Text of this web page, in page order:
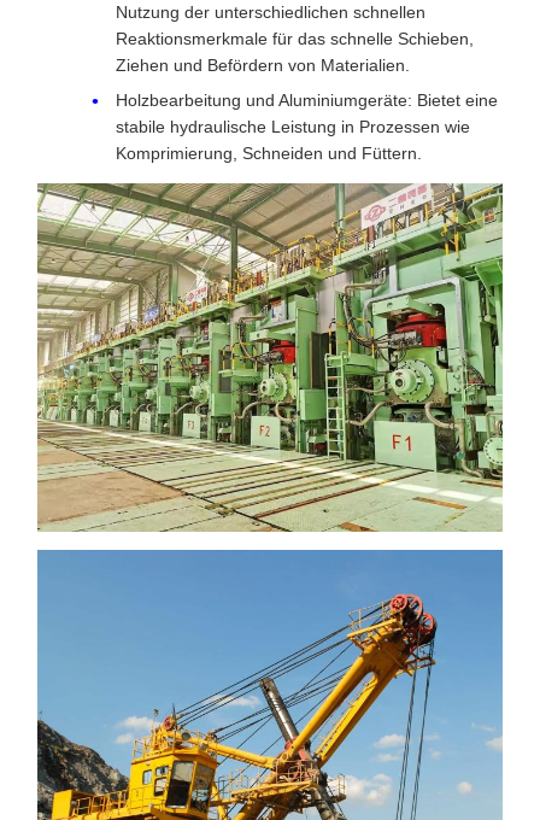
Nutzung der unterschiedlichen schnellen
Reaktionsmerkmale für das schnelle Schieben,
Ziehen und Befördern von Materialien.
Holzbearbeitung und Aluminiumgeräte: Bietet eine
stabile hydraulische Leistung in Prozessen wie
Komprimierung, Schneiden und Füttern.